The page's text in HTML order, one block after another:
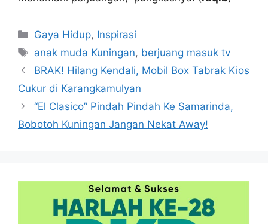
Kategori
Gaya Hidup, Inspirasi
Tag
anak muda Kuningan, berjuang masuk tv
BRAK! Hilang Kendali, Mobil Box Tabrak Kios
Cukur di Karangkamulyan
“El Clasico” Pindah Pindah Ke Samarinda,
Bobotoh Kuningan Jangan Nekat Away!